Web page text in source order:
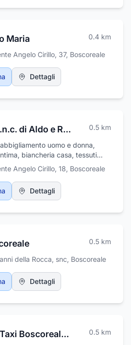
di noleggio sanitari,
Maria 0.4 km
Angelo Cirillo, 37, Boscoreale
Dettagli
Fastini S.n.c. di Aldo e Raffaele Fastini & C. 0.5 km
uomo e donna,
biancheria casa, tessuti
Angelo Cirillo, 18, Boscoreale
Dettagli
0.5 km
della Rocca, snc, Boscoreale
Dettagli
Servizio Taxi Boscoreale h24 0.5 km